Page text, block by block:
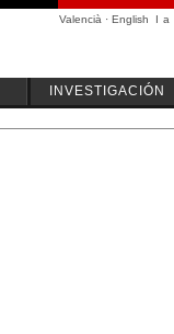
Valencià · English I a
INVESTIGACIÓN